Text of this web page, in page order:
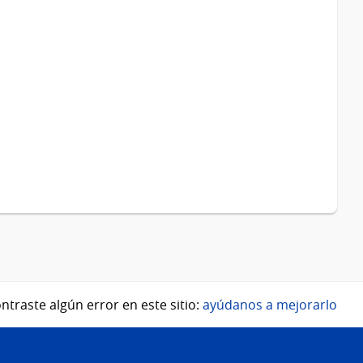
algún error en este sitio: ayúdanos a mejorarlo